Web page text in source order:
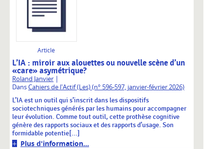
Article
L’IA : miroir aux alouettes ou nouvelle scène d’un
«care» asymétrique?
Roland Janvier |
DansCahiers de l'Actif (Les) (n° 596-597, janvier-février 2026)
L’IA est un outil qui s’inscrit dans les dispositifs
sociotechniques générés par les humains pour accompagner
leur évolution. Comme tout outil, cette prothèse cognitive
génère des rapports sociaux et des rapports d’usage. Son
formidable potentie[...]
Plus d'information...